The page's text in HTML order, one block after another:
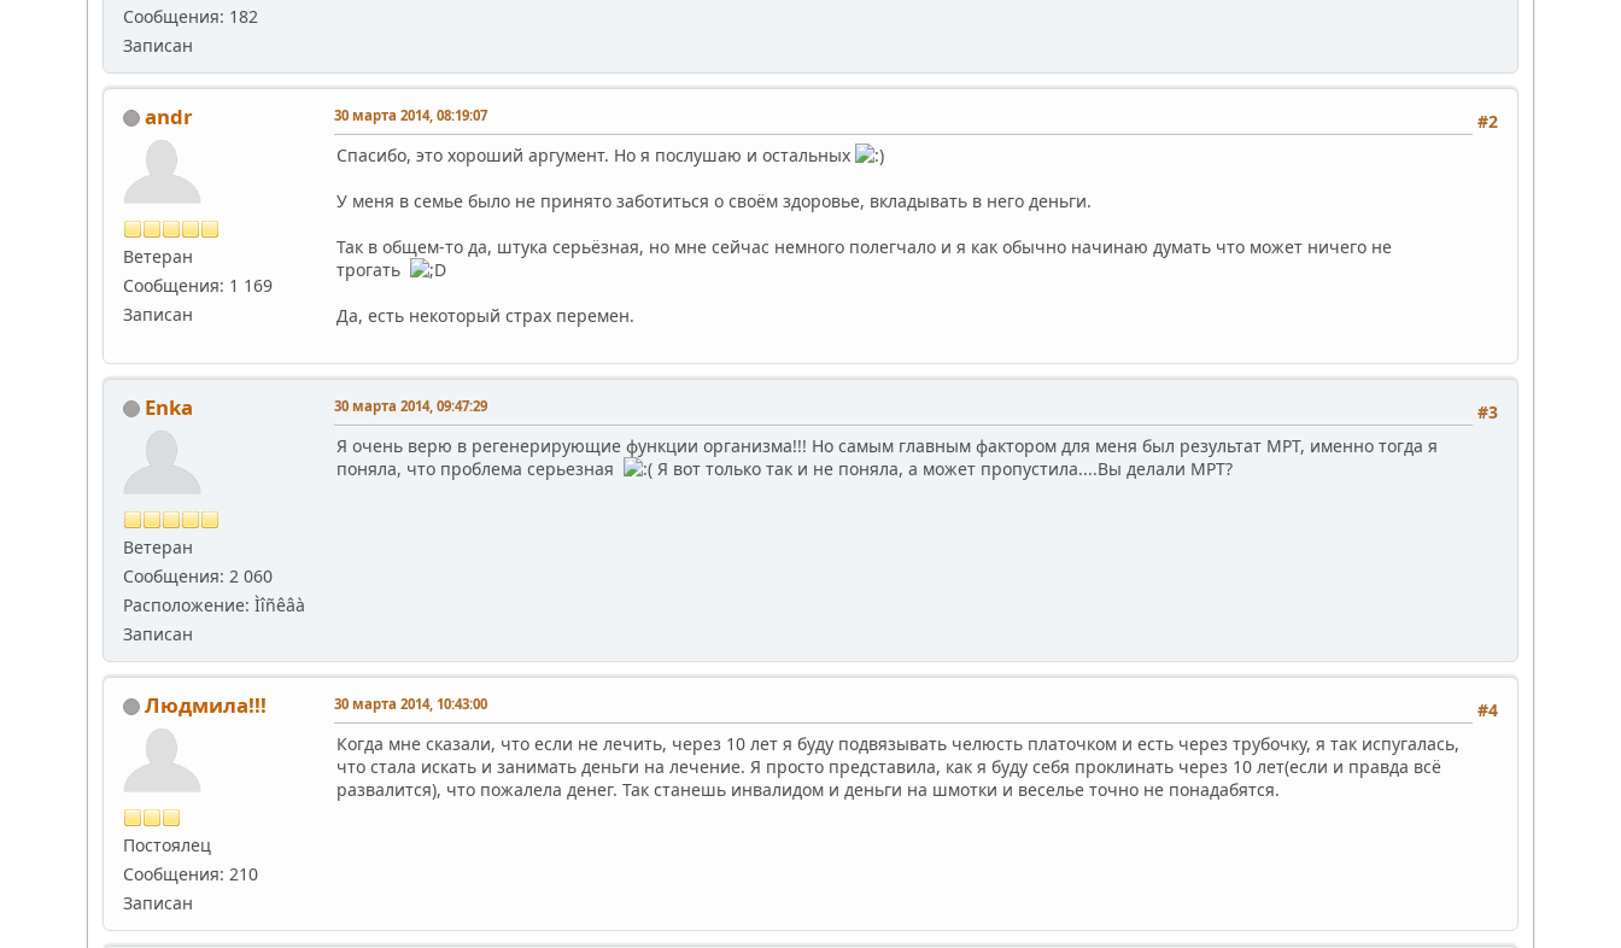
Сообщения: 182
Записан
andr
Ветеран
Сообщения: 1 169
Записан
#2
30 марта 2014, 08:19:07
Спасибо, это хороший аргумент. Но я послушаю и остальных
У меня в семье было не принято заботиться о своём здоровье, вкладывать в него деньги.
Так в общем-то да, штука серьёзная, но мне сейчас немного полегчало и я как обычно начинаю думать что может ничего не
трогать
Да, есть некоторый страх перемен.
Enka
Ветеран
Сообщения: 2 060
Расположение: Ìîñêâà
Записан
#3
30 марта 2014, 09:47:29
Я очень верю в регенерирующие функции организма!!! Но самым главным фактором для меня был результат МРТ, именно тогда я
поняла, что проблема серьезная
Я вот только так и не поняла, а может пропустила....Вы делали МРТ?
Людмила!!!
Постоялец
Сообщения: 210
Записан
#4
30 марта 2014, 10:43:00
Когда мне сказали, что если не лечить, через 10 лет я буду подвязывать челюсть платочком и есть через трубочку, я так испугалась,
что стала искать и занимать деньги на лечение. Я просто представила, как я буду себя проклинать через 10 лет(если и правда всё
развалится), что пожалела денег. Так станешь инвалидом и деньги на шмотки и веселье точно не понадабятся.